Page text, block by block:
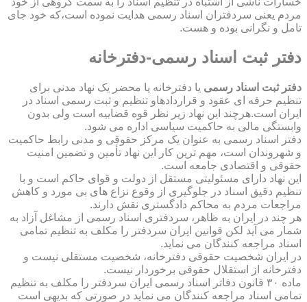
مردم یعنی سردفتران اسناد رسمی هدایت نموده است،که خود جای
تامل و نگرانی بوده و هست.
دفتر ثبت اسناد رسمی-دفترخانه
دفتر ثبت اسناد رسمی یا دفترخانه یا محضر یک نهاد مدنی برای
تنظیم حرفه ای عقود و قراردادهاو تنظیم و ثبت رسمی اسناد در
ایران است.هرچند این نهاد زیر نظر قوه قضاییه است ولی بدون
وابستگی مالی به حاکمیت سیاسی اداره می شود.
دفتر اسناد رسمی به عنوان یک مرکز حقوقی و مدنی رابط حاکمیت
و شهروندان است، مهم ترین کار این نهاد تأمین و تضمین امنیت
حقوقی و اقتصادی جامعه است.
این نهاد دارای مسئولیتی مستقل از دولت و قوای حاکم است و با
تنظیم دقیق اسناد در جلوگیری از وقوع نزاع های بی مورد و کاهش
مراجعات مردم به محاکم دادگستری نقش دارند.
هر چند در ایران به ظاهر، سردفتری اسناد رسمی از مشاغل آزاد به
شمار می آید لکن قوانین ایران سردفتر را مکلف به تنظیم تمامی
اسناد مراجعه کنندگان می نماید.
در ایران شخصیت حقوقی دفترخانه، شخصیت مستقلی نیست و
دفترخانه از استقلال حقوقی برخوردار نیست.
ماده ۳۰ قانون دفاتر اسناد رسمی ایران سردفتر را مکلف به تنظیم
تمامی اسناد مراجعه کنندگان می نماید در صورتی که بدیهی است